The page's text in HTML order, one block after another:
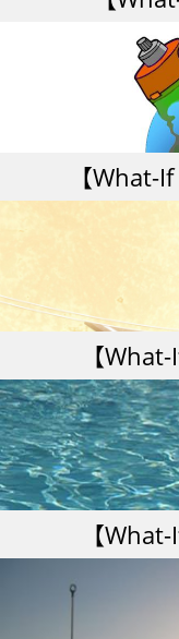
【What-
【
【